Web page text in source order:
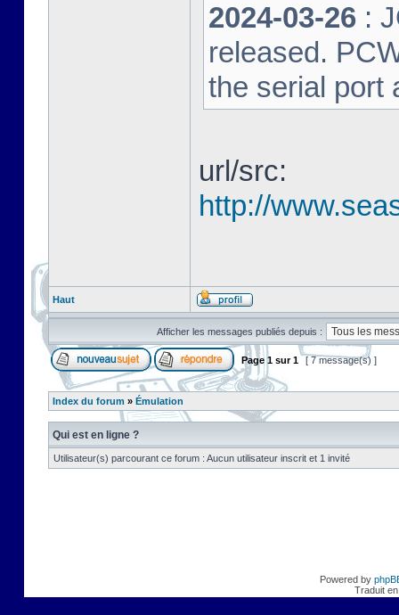
2024-03-26 :
released.
the serial port
url/src:
http://
Haut
Afficher les messages publiés depuis :
Page 1 sur1 [ 7 message(s) ]
Index du forum » Émulation
Qui est en ligne ?
Utilisateur(s) parcourant ce forum : Aucun utilisateur inscrit et 1 invité
Powered by
Traduit